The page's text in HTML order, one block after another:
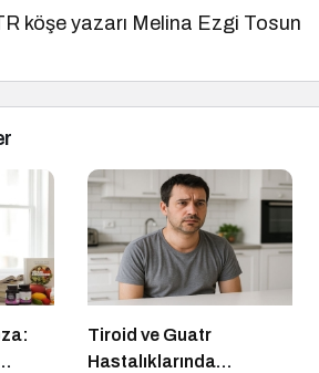
köşe yazarı Melina Ezgi Tosun
Tiroid ve Guatr
Hastalıklarında